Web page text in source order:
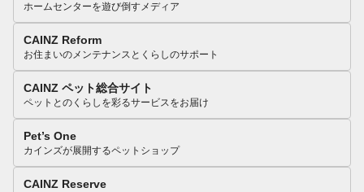
ホームセンターを遊び倒すメディア
CAINZ Reform
お住まいのメンテナンスとくらしのサポート
CAINZ ペット総合サイト
ペットとのくらしを彩るサービスをお届け
Pet’s One
カインズが展開するペットショップ
CAINZ Reserve